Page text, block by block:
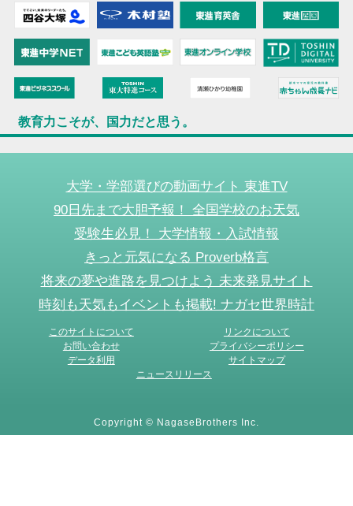
教育力こそが、国力だと思う。
大学・学部選びの動画サイト 東進TV
90日先まで大胆予報！ 全国学校のお天気
受験生必見！ 大学情報・入試情報
きっと元気になる Proverb格言
将来の夢や進路を見つけよう 未来発見サイト
時刻も天気もイベントも掲載! ナガセ世界時計
このサイトについて
リンクについて
お問い合わせ
プライバシーポリシー
データ利用
サイトマップ
ニュースリリース
Copyright © NagaseBrothers Inc.